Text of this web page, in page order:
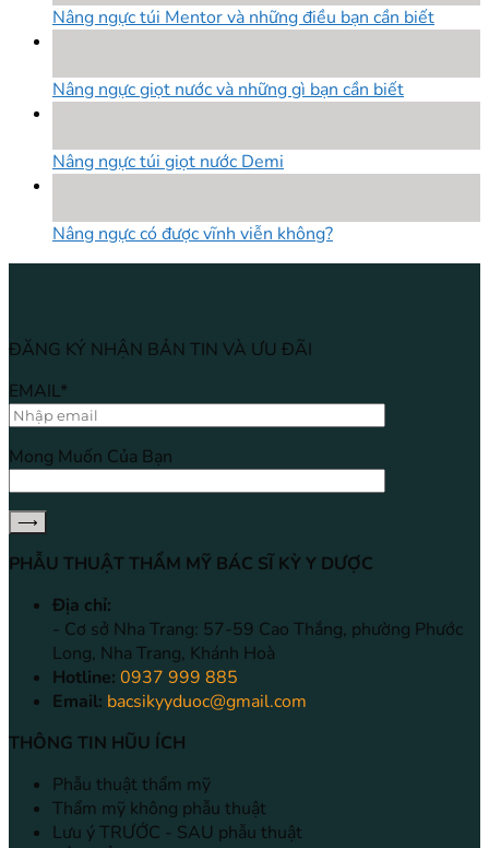
Nâng ngực túi Mentor và những điều bạn cần biết
Nâng ngực giọt nước và những gì bạn cần biết
Nâng ngực túi giọt nước Demi
Nâng ngực có được vĩnh viễn không?
ĐĂNG KÝ NHẬN BẢN TIN VÀ ƯU ĐÃI
EMAIL*
Mong Muốn Của Bạn
PHẪU THUẬT THẨM MỸ BÁC SĨ KỲ Y DƯỢC
Địa chỉ:
- Cơ sở Nha Trang: 57-59 Cao Thắng, phường Phước
Long, Nha Trang, Khánh Hoà
Hotline: 0937 999 885
Email: bacsikyyduoc@gmail.com
THÔNG TIN HŨU ÍCH
Phẫu thuật thẩm mỹ
Thẩm mỹ không phẫu thuật
Lưu ý TRƯỚC - SAU phẫu thuật